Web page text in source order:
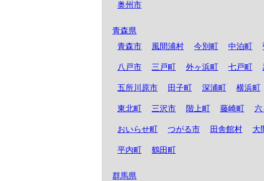
奥州市
青森県
青森市
風間浦村 今別町 中泊町
八戸市 三戸町 外ヶ浜町 七戸町
五所川原市 田子町 深浦町 横浜町
東北町 三沢市 階上町 藤崎町
おいらせ町 つがる市 田舎館村 大
平内町 鶴田町
群馬県